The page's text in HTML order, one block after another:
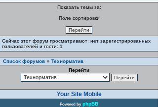
Показать темы за:
Поле сортировки
Сейчас этот форум просматривают: нет зарегистрированных
пользователей и гости: 1
Список форумов » Teхнорматив
Перейти
Your Site Mobile
Powered by phpBB